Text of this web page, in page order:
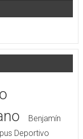
Benjamín
Deportivo